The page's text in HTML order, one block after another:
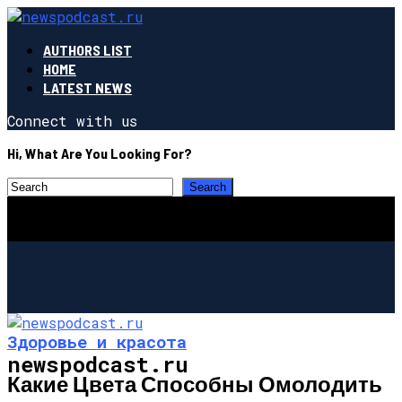
AUTHORS LIST
HOME
LATEST NEWS
Connect with us
Hi, What Are You Looking For?
newspodcast.ru
Здоровье и красота
Какие Цвета Способны Омолодить